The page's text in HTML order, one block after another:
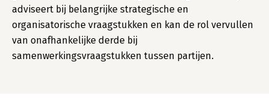
adviseert bij belangrijke strategische en
organisatorische vraagstukken en kan de rol vervullen
van onafhankelijke derde bij
samenwerkingsvraagstukken tussen partijen.